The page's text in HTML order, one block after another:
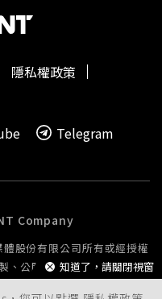
知道了，請關閉視窗
隱私權政策
Telegram
Company
股份有限公司所有或經授權
、公開播送或公開傳輸。